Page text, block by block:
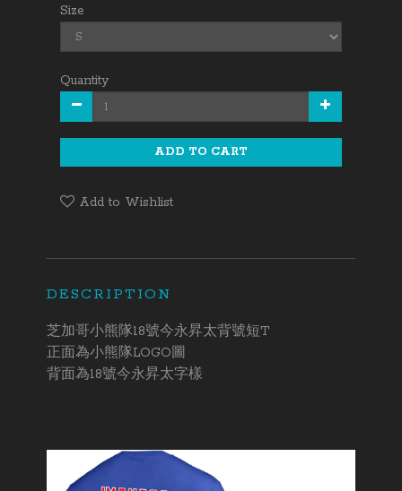
Size
Quantity
ADD TO CART
Add to Wishlist
DESCRIPTION
芝加哥小熊隊18號今永昇太背號短T
正面為小熊隊LOGO圖
背面為18號今永昇太字樣